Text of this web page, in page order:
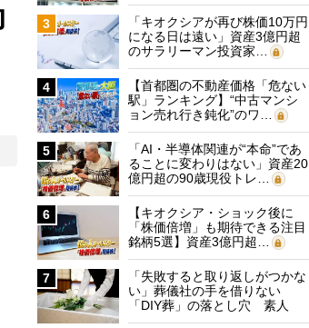
3
「キオクシアが再び株価10万円
になる日は遠い」資産3億円超
のサラリーマン投資家…
4
【首都圏の不動産価格「危ない
駅」ランキング】“中古マンシ
ョン売れ行き鈍化”のワ…
5
「AI・半導体関連が“本命”であ
ることに変わりはない」資産20
億円超の90歳現役トレ…
6
【キオクシア・ショック後に
「株価倍増」も期待できる注目
銘柄5選】資産3億円超…
7
「失敗すると取り返しがつかな
い」葬儀社の手を借りない
「DIY葬」の落とし穴 素人
に…